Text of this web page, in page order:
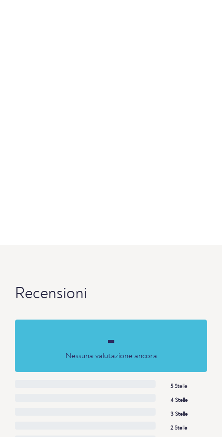
Recensioni
-
Nessuna valutazione ancora
5 Stelle
4 Stelle
3 Stelle
2 Stelle